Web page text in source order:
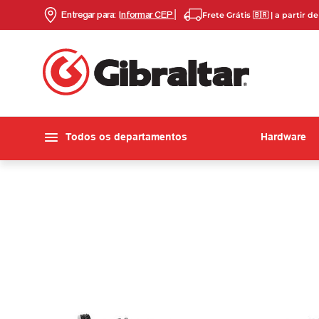
Entregar para:Informar CEP Frete Grátis 🇧🇷 | a partir de
Todos os departamentos Hardware